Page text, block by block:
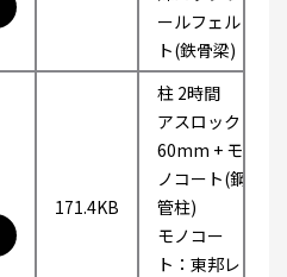
ールフェル
ト(鉄骨梁)
171.4KB
柱 2時間
アスロック
60mm + モ
ノコート(鋼
管柱)
モノコー
ト：東邦レ